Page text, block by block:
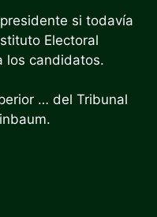
si todavía
Electoral
los candidatos.
… del Tribunal